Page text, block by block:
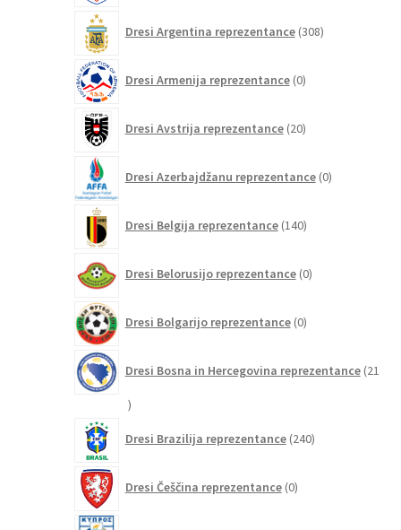
Dresi Argentina reprezentance 308izdelkov
Dresi Armenija reprezentance 0izdelkov
Dresi Avstrija reprezentance 20izdelkov
Dresi Azerbajdžanu reprezentance 0izdelkov
Dresi Belgija reprezentance 140izdelkov
Dresi Belorusijo reprezentance 0izdelkov
Dresi Bolgarijo reprezentance 0izdelkov
Dresi Bosna in Hercegovina reprezentance 21
21
Dresi Brazilija reprezentance 240izdelkov
Dresi Češčina reprezentance 0izdelkov